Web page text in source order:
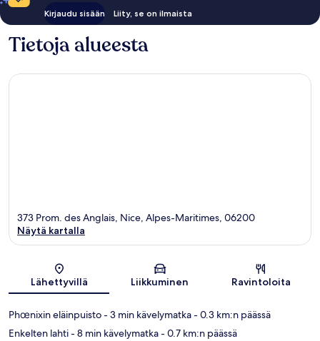
Kirjaudu sisään Liity, se on ilmaista
Tietoja alueesta
Kartta
373 Prom. des Anglais, Nice, Alpes-Maritimes, 06200
Näytä kartalla
Lähettyvillä Liikkuminen Ravintoloita
Phœnixin eläinpuisto- 3 min kävelymatka- 0.3 km:n päässä
Enkelten lahti- 8 min kävelymatka- 0.7 km:n päässä